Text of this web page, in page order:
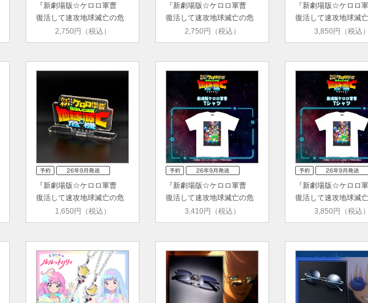
『新劇場版☆ケロロ軍曹
復活して速攻地球滅亡の危
機で…2,750円（税込）
『新劇場版☆ケロロ軍曹
復活して速攻地球滅亡の危
機で…2,750円（税込）
『新劇場版☆ケロロ
復活して速攻地球滅
機で…3,850円（税込）
『新劇場版☆ケロロ軍曹
復活して速攻地球滅亡の危
機で…1,650円（税込）
『新劇場版☆ケロロ軍曹
復活して速攻地球滅亡の危
機で…3,410円（税込）
『新劇場版☆ケロロ
復活して速攻地球滅
機で…3,850円（税込）